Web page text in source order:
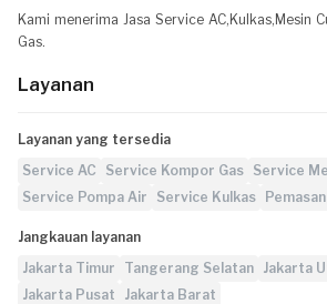
Kami menerima Jasa Service AC,Kulkas,Mesin
Gas.
Layanan
Layanan yang tersedia
Service AC
Service Kompor Gas Service
Service Pompa Air
Service Kulkas
Jangkauan layanan
Jakarta Timur
Tangerang Selatan Jakarta
Jakarta Pusat
Jakarta Barat